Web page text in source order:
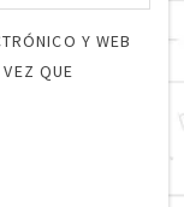
Y WEB
QUE